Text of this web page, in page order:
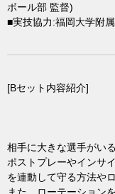
ボール部 監督)
■実技協力:福岡大学附
[Bセット内容紹介]
相手に大きな選手がい
ポストプレーやインサ
を連動して守る方法や